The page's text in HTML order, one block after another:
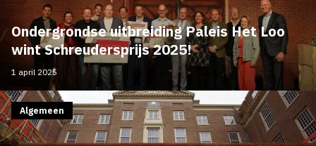
Ondergrondse uitbreiding Paleis Het Loo
wint Schreudersprijs 2025!
1 april 2025
Algemeen